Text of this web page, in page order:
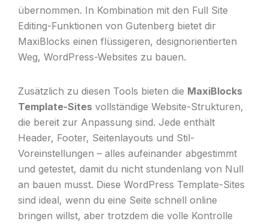
übernommen. In Kombination mit den Full Site
Editing-Funktionen von Gutenberg bietet dir
MaxiBlocks einen flüssigeren, designorientierten
Weg, WordPress-Websites zu bauen.
Zusätzlich zu diesen Tools bieten die MaxiBlocks
Template-Sitesvollständige Website-Strukturen,
die bereit zur Anpassung sind. Jede enthält
Header, Footer, Seitenlayouts und Stil-
Voreinstellungen – alles aufeinander abgestimmt
und getestet, damit du nicht stundenlang von Null
an bauen musst. Diese WordPress Template-Sites
sind ideal, wenn du eine Seite schnell online
bringen willst, aber trotzdem die volle Kontrolle